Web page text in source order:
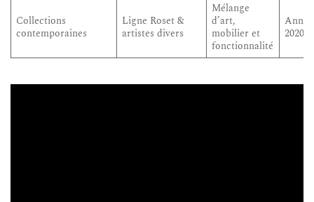
Collections
contemporaines
Ligne Roset &
artistes divers
Mélange
d’art,
mobilier et
fonctionnalité
2020